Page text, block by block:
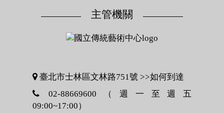
主管機關
臺北市士林區文林路751號 >>如何到達
02-88669600（週一至週五
09:00~17:00）